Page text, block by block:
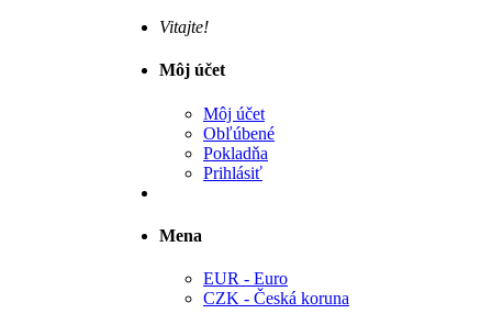
Vitajte!
Môj účet
Môj účet
Obľúbené
Pokladňa
Prihlásiť
Mena
EUR - Euro
CZK - Česká koruna